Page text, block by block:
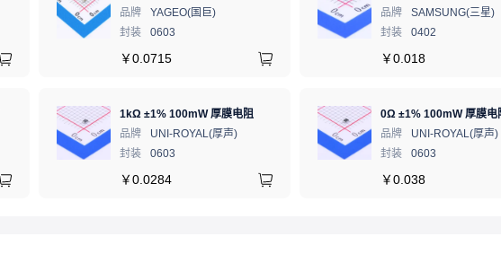
品牌
YAGEO(国巨)
封装
0603
￥0.0715
品牌
SAMSUNG(三星)
封装
0402
￥0.018
1kΩ ±1% 100mW 厚膜电阻
品牌
UNI-ROYAL(厚声)
封装
0603
￥0.0284
0Ω ±1% 100mW 厚膜电
品牌
UNI-ROYAL(厚声)
封装
0603
￥0.038